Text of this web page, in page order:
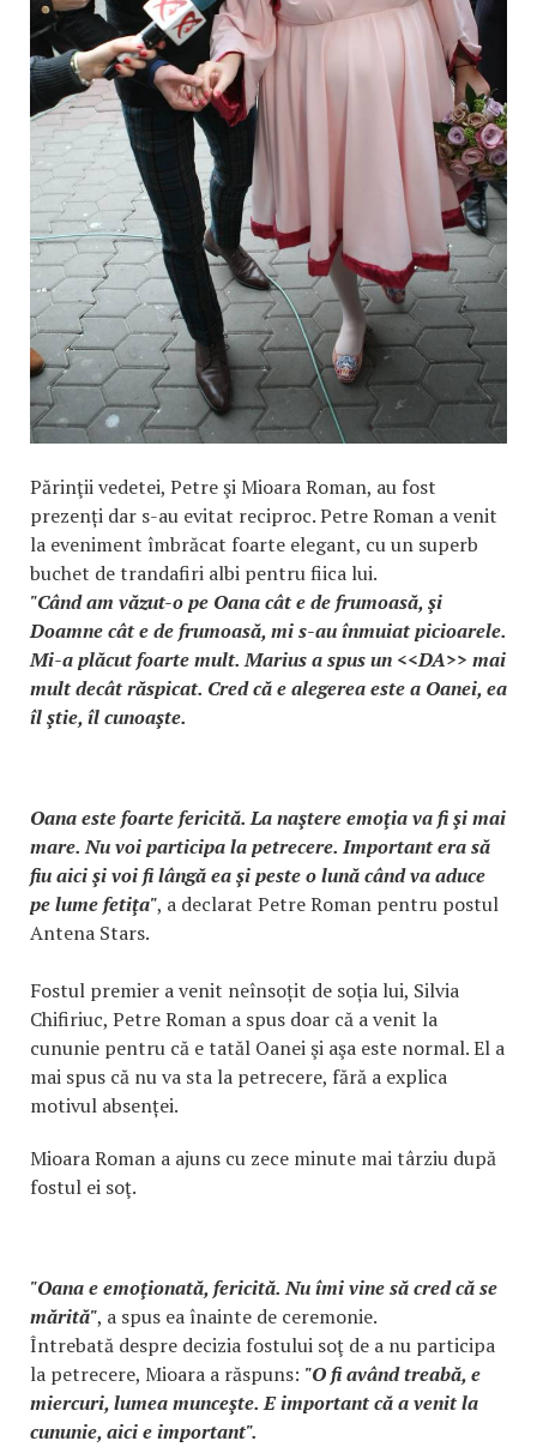
Părinţii vedetei, Petre şi Mioara Roman, au fost
prezenți dar s-au evitat reciproc. Petre Roman a venit
la eveniment îmbrăcat foarte elegant, cu un superb
buchet de trandafiri albi pentru fiica lui.
"Când am văzut-o pe Oana cât e de frumoasă, şi
Doamne cât e de frumoasă, mi s-au înmuiat picioarele.
Mi-a plăcut foarte mult. Marius a spus un <<DA>> mai
mult decât răspicat. Cred că e alegerea este a Oanei, ea
îl ştie, îl cunoaşte.
Oana este foarte fericită. La naştere emoţia va fi şi mai
mare. Nu voi participa la petrecere. Important era să
fiu aici şi voi fi lângă ea şi peste o lună când va aduce
pe lume fetiţa", a declarat Petre Roman pentru postul
Antena Stars.
Fostul premier a venit neînsoțit de soția lui, Silvia
Chifiriuc, Petre Roman a spus doar că a venit la
cununie pentru că e tatăl Oanei şi aşa este normal. El a
mai spus că nu va sta la petrecere, fără a explica
motivul absenței.
Mioara Roman a ajuns cu zece minute mai târziu după
fostul ei soţ.
"Oana e emoţionată, fericită. Nu îmi vine să cred că se
mărită", a spus ea înainte de ceremonie.
Întrebată despre decizia fostului soţ de a nu participa
la petrecere, Mioara a răspuns: "O fi având treabă, e
miercuri, lumea munceşte. E important că a venit la
cununie, aici e important".